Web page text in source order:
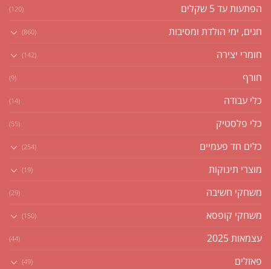
הפתעות עד 5 שקלים (120)
חגים, ימי הולדת ומסיבות (860)
חומרי יצירה (142)
חורף (9)
כלי עבודה (14)
כלי פלסטיק (55)
כלים חד פעמיים (254)
מוצרי תינוקות (19)
משחקי חשיבה (29)
משחקי קופסא (150)
עצמאות 2025 (44)
פאזלים (49)